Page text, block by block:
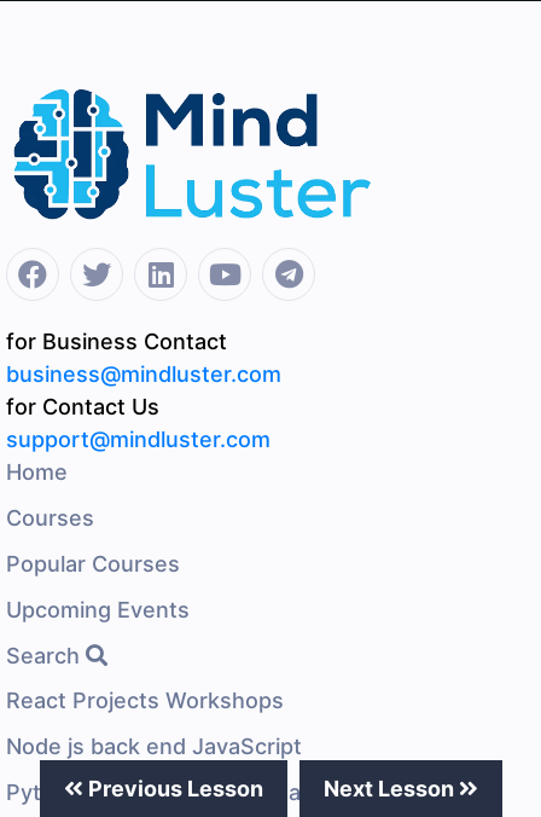
Previous Lesson Next Lesson
for Business Contact
business@mindluster.com
for Contact Us
support@mindluster.com
Home
Courses
Popular Courses
Upcoming Events
Search
React Projects Workshops
Node js back end JavaScript
Python programming language